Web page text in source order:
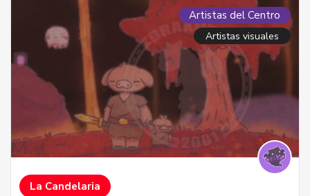
Artistas del Centro
Artistas visuales
La Candelaria